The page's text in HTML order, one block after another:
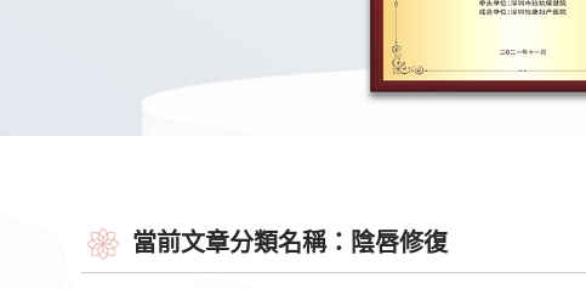
當前文章分類名稱：陰唇修復